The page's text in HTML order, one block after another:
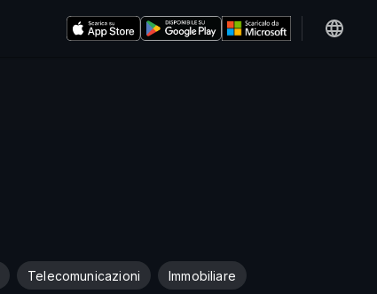
Telecomunicazioni Immobiliare